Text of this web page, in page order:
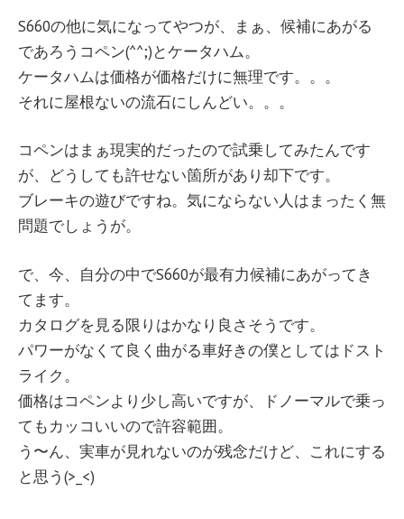
S660の他に気になってやつが、まぁ、候補にあがる
であろうコペン(^^;)とケータハム。
ケータハムは価格が価格だけに無理です。。。
それに屋根ないの流石にしんどい。。。
コペンはまぁ現実的だったので試乗してみたんです
が、どうしても許せない箇所があり却下です。
ブレーキの遊びですね。気にならない人はまったく無
問題でしょうが。
で、今、自分の中でS660が最有力候補にあがってき
てます。
カタログを見る限りはかなり良さそうです。
パワーがなくて良く曲がる車好きの僕としてはドスト
ライク。
価格はコペンより少し高いですが、ドノーマルで乗っ
てもカッコいいので許容範囲。
う〜ん、実車が見れないのが残念だけど、これにする
と思う(>_<)